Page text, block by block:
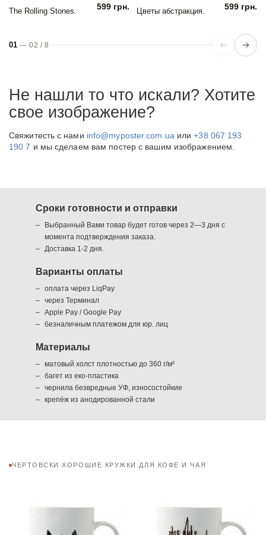
The Rolling Stones. 599 грн. Цветы абстракция. 599 грн.
01 —02 / 8
Не нашли то что искали? Хотите
свое изображение?
Свяжитесть с нами info@myposter.com.uaили+38 067 193
190 7 и мы сделаем вам постер с вашим изображением.
Сроки готовности и отправки
Выбранный Вами товар будет готов через 2—3 дня с
момента подтверждения заказа.
Доставка 1-2 дня.
Варианты оплаты
оплата через LiqPay
через Терминал
Apple Pay / Google Pay
безналичным платежом для юр. лиц
Материалы
матовый холст плотностью до 360 г/м²
багет из еко-пластика
чернила безвредные УФ, износостойкие
крепёж из анодированной стали
ЧЕРТОВСКИ ХОРОШИЕ КРУЖКИ ДЛЯ КОФЕ И ЧАЯ